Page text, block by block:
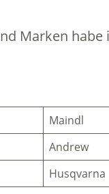
Marken
Maindl
Andrew
Husqvarna